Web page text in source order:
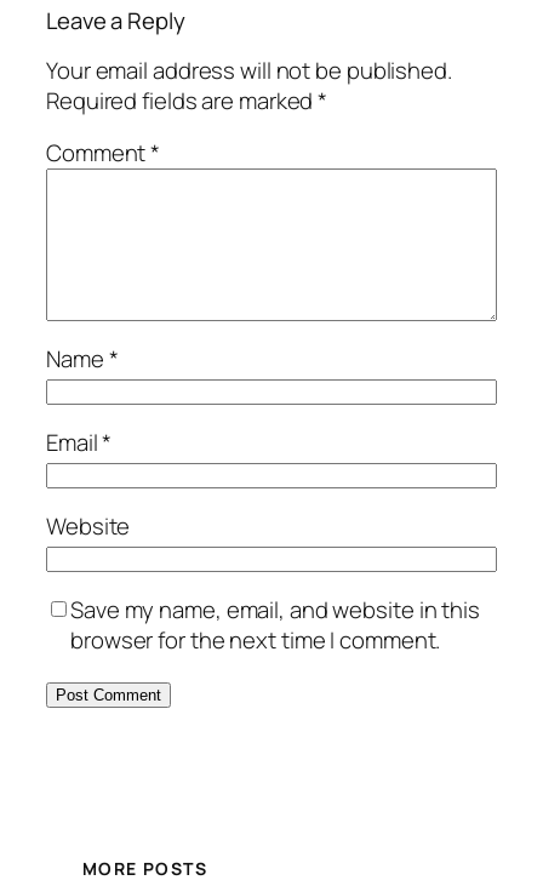
Leave a Reply
Your email address will not be published.
Required fields are marked*
Comment*
Name*
Email*
Website
Save my name, email, and website in this
browser for the next time I comment.
MORE POSTS